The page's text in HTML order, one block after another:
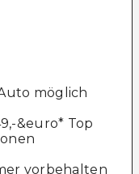
möglich
&euro* Top
vorbehalten